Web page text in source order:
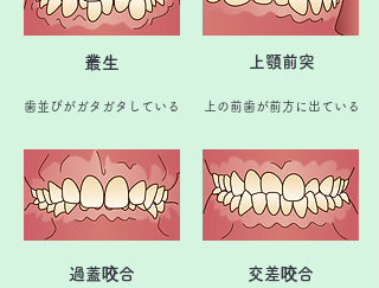
叢生 上顎前突
歯並びがガタガタしている 上の前歯が前方に出ている
過蓋咬合 交差咬合